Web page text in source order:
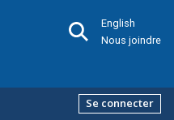
English
Nous joindre
Se connecter